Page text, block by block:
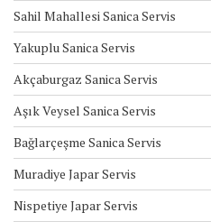
Sahil Mahallesi Sanica Servis
Yakuplu Sanica Servis
Akçaburgaz Sanica Servis
Aşık Veysel Sanica Servis
Bağlarçeşme Sanica Servis
Muradiye Japar Servis
Nispetiye Japar Servis